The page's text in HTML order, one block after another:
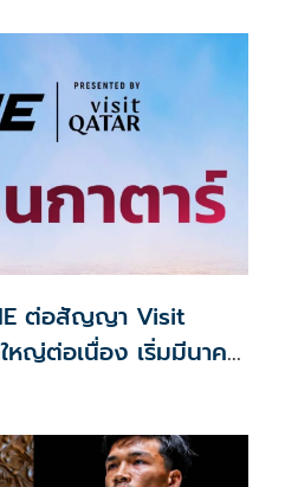
ต่อสัญญา Visit
ญ่ต่อเนื่อง เริ่มมีนาคม